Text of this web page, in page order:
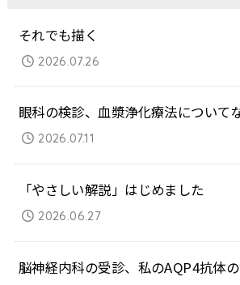
それでも描く
2026.07.26
眼科の検診、血漿浄化療法について
2026.07.11
「やさしい解説」はじめました
2026.06.27
脳神経内科の受診、私のAQP4抗体